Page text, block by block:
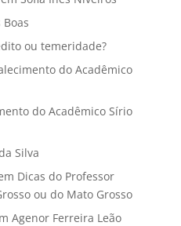
ou temeridade?
do Acadêmico
do Acadêmico Sírio
Silva
Dicas do Professor
ou do Mato Grosso
Agenor Ferreira Leão